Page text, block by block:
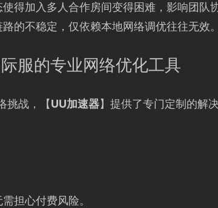
得加入多人合作房间变得困难，影响团队
的不稳定，仅依赖本地网络调优往往无效
服的专业网络优化工具
挑战，【UU加速器】提供了专门定制的解
担心付费风险。